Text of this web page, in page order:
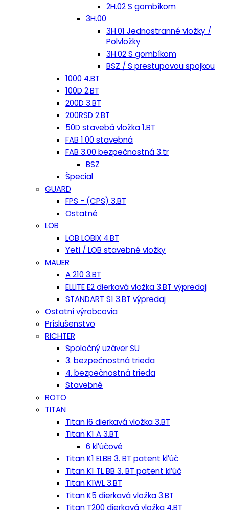
2H.02 S gombíkom
3H.00
3H.01 Jednostranné vložky /
Polvložky
3H.02 S gombíkom
BSZ / S prestupovou spojkou
1000 4.BT
100D 2.BT
200D 3.BT
200RSD 2.BT
50D stavebá vložka 1.BT
FAB 1.00 stavebná
FAB 3.00 bezpečnostná 3.tr
BSZ
Špecial
GUARD
FPS - (CPS) 3.BT
Ostatné
LOB
LOB LOBIX 4.BT
Yeti / LOB stavebné vložky
MAUER
A 210 3.BT
ELLITE E2 dierkavá vložka 3.BT výpredaj
STANDART S1 3.BT výpredaj
Ostatní výrobcovia
Príslušenstvo
RICHTER
Spoločný uzáver SU
3. bezpečnostná trieda
4. bezpečnostná trieda
Stavebné
ROTO
TITAN
Titan I6 dierkavá vložka 3.BT
Titan K1 A 3.BT
6 kľúčové
Titan K1 ELBB 3. BT patent kľúč
Titan K1 TL BB 3. BT patent kľúč
Titan K1WL 3.BT
Titan K5 dierkavá vložka 3.BT
Titan T200 dierkavá vložka 4.BT